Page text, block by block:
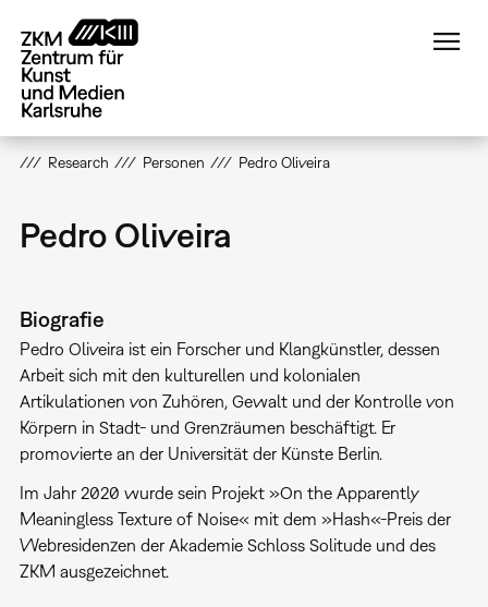
zum
Inhalt
Research Personen Pedro Oliveira
Pedro Oliveira
Biografie
Pedro Oliveira ist ein Forscher und Klangkünstler, dessen
Arbeit sich mit den kulturellen und kolonialen
Artikulationen von Zuhören, Gewalt und der Kontrolle von
Körpern in Stadt- und Grenzräumen beschäftigt. Er
promovierte an der Universität der Künste Berlin.
Im Jahr 2020 wurde sein Projekt »On the Apparently
Meaningless Texture of Noise« mit dem »Hash«-Preis der
Webresidenzen der Akademie Schloss Solitude und des
ZKM ausgezeichnet.